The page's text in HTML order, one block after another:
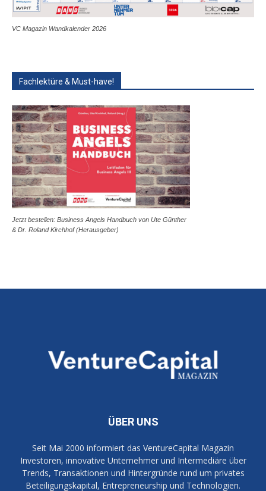
VC Magazin Wandkalender 2026
Fachlektüre & Must-have!
Jetzt bestellen: Business Angels Handbuch von Ute Günther
& Dr. Roland Kirchhof (Herausgeber)
ÜBER UNS
Seit Mai 2000 informiert das VentureCapital Magazin
Investoren, innovative Unternehmer und Intermediäre über
Trends, Transaktionen und Hintergründe rund um privates
Beteiligungskapital, Entrepreneurship und Technologien.